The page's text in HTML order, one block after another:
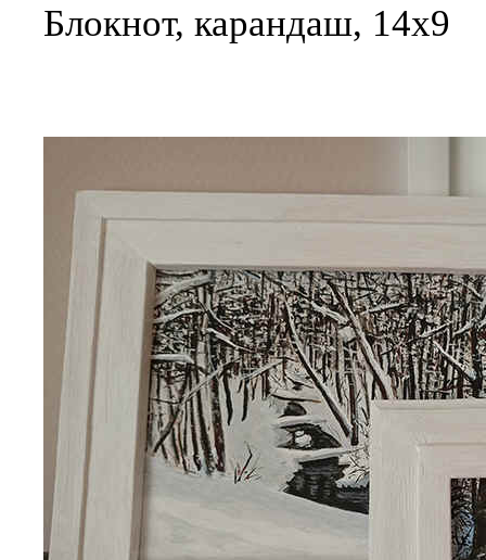
Блокнот, карандаш, 14х9